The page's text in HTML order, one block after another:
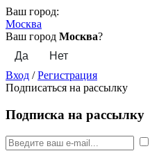
Ваш город:
Москва
Ваш город Москва?
Вход /Регистрация
Подписаться на рассылку
Подписка на рассылку